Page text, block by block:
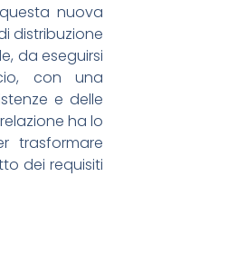
nuova
distribuzione
da eseguirsi
con una
e delle
ha lo
trasformare
dei requisiti